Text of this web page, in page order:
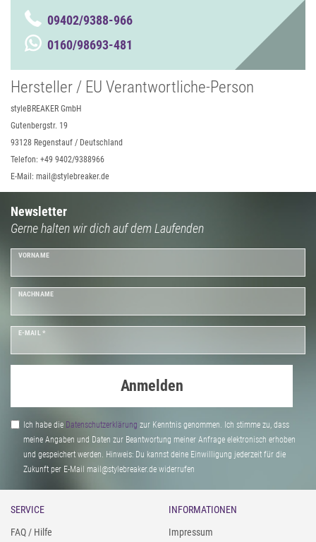
09402/9388-966
0160/98693-481
Hersteller / EU Verantwortliche-Person
styleBREAKER GmbH
Gutenbergstr. 19
93128 Regenstauf / Deutschland
Telefon: +49 9402/9388966
E-Mail: mail@stylebreaker.de
Newsletter
Gerne halten wir dich auf dem Laufenden
VORNAME
NACHNAME
E-MAIL *
Anmelden
Ich habe die Daten­schutz­erklärung zur Kenntnis genommen. Ich stimme zu, dass
meine Angaben und Daten zur Beantwortung meiner Anfrage elektronisch erhoben
und gespeichert werden. Hinweis: Du kannst deine Einwilligung jederzeit für die
Zukunft per E-Mail mail@stylebreaker.de widerrufen
SERVICE
FAQ / Hilfe
INFORMATIONEN
Impressum